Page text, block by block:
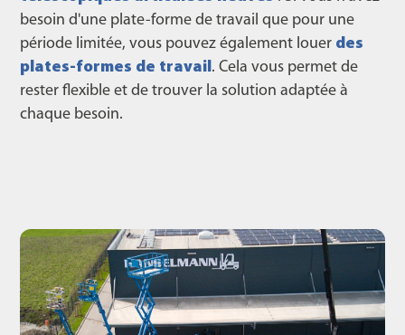
besoin d'une plate-forme de travail que pour une
période limitée, vous pouvez également louer des
plates-formes de travail. Cela vous permet de
rester flexible et de trouver la solution adaptée à
chaque besoin.